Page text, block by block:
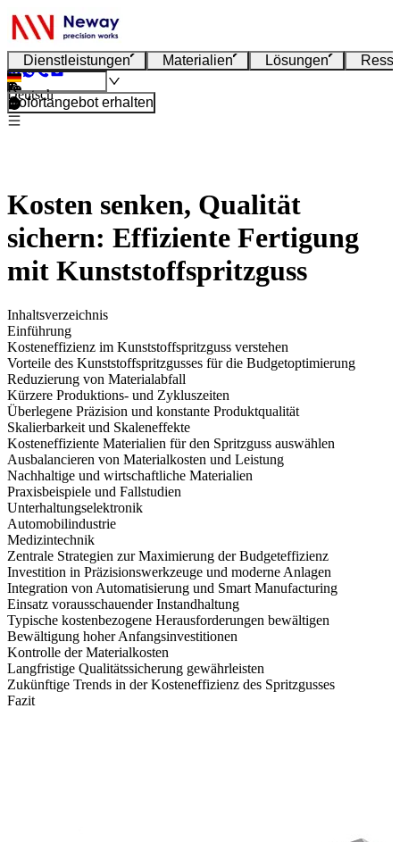
Dienstleistungen Materialien Lösungen
Deutsch
Sofortangebot erhalten
Kosten senken, Qualität
sichern: Effiziente Fertigung
mit Kunststoffspritzguss
Inhaltsverzeichnis
Einführung
Kosten­effizienz im Kunststoffspritzguss verstehen
Vorteile des Kunststoffspritzgusses für die Budgetoptimierung
Reduzierung von Materialabfall
Kürzere Produktions- und Zykluszeiten
Überlegene Präzision und konstante Produktqualität
Skalierbarkeit und Skaleneffekte
Kosteneffiziente Materialien für den Spritzguss auswählen
Ausbalancieren von Materialkosten und Leistung
Nachhaltige und wirtschaftliche Materialien
Praxisbeispiele und Fallstudien
Unterhaltungselektronik
Automobilindustrie
Medizintechnik
Zentrale Strategien zur Maximierung der Budgeteffizienz
Investition in Präzisionswerkzeuge und moderne Anlagen
Integration von Automatisierung und Smart Manufacturing
Einsatz vorausschauender Instandhaltung
Typische kostenbezogene Herausforderungen bewältigen
Bewältigung hoher Anfangsinvestitionen
Kontrolle der Materialkosten
Langfristige Qualitätssicherung gewährleisten
Zukünftige Trends in der Kosten­effizienz des Spritzgusses
Fazit